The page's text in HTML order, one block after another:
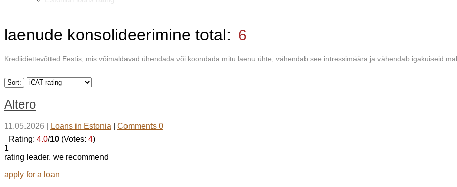
laenude konsolideerimine total: 6
Krediidiettevõtted Eestis, mis võimaldavad ühendada või koondada mitu laenu ühte, vähendab see intressimäära ja vähendab igakuiseid
Sort:
Altero
11.05.2026 Loans in Estonia
Comments 0
_Rating: 4.0/10 (Votes: 4)
1
rating leader, we recommend
apply for a loan